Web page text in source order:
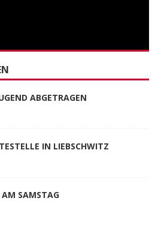
ABGETRAGEN
IN LIEBSCHWITZ
SAMSTAG